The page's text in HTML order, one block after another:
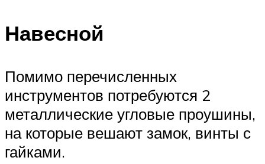
Навесной
Помимо перечисленных
инструментов потребуются 2
металлические угловые проушины,
на которые вешают замок, винты с
гайками.